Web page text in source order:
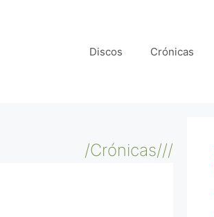
Discos Crónicas
/Crónicas///